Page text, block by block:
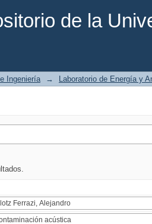
de la
Ingeniería → Laboratorio de Energía y